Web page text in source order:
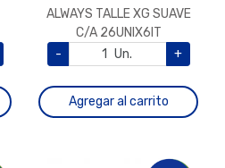
ALWAYS TALLE XG SUAVE
C/A 26UNIX6IT
-
Un. +
Agregar al carrito